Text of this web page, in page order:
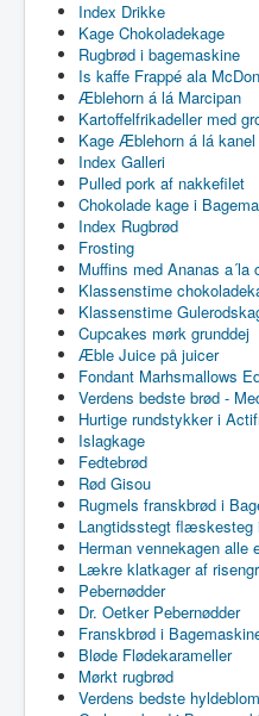
Index Drikke
Kage Chokoladekage
Rugbrød i bagemaskine
Is kaffe Frappé ala
Æblehorn á lá Marcipan
Kartoffelfrikadeller med
Kage Æblehorn á lá kanel
Index Galleri
Pulled pork af nakkefilet
Chokolade kage i
Index Rugbrød
Frosting
Muffins med Ananas a´la
Klassenstime
Klassenstime
Cupcakes mørk grunddej
Æble Juice på juicer
Fondant Marhsmallows
Verdens bedste brød -
Hurtige rundstykker i
Islagkage
Fedtebrød
Rød Gisou
Rugmels franskbrød i
Langtidsstegt flæskesteg
Herman vennekagen alle
Lækre klatkager af
Pebernødder
Dr. Oetker Pebernødder
Franskbrød i
Bløde Flødekarameller
Mørkt rugbrød
Verdens bedste